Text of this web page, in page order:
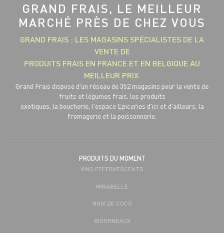
GRAND FRAIS, LE MEILLEUR
MARCHÉ PRÈS DE CHEZ VOUS
GRAND FRAIS : LES MAGASINS SPÉCIALISTES DE LA
VENTE DE
PRODUITS FRAIS EN FRANCE ET EN BELGIQUE AU
MEILLEUR PRIX.
Grand Frais dispose d'un réseau de 352 magasins pour la vente de
fruits et légumes frais, les produits
exotiques, la boucherie, l'espace Epiceries d'ici et d'ailleurs, la
fromagerie et la poissonnerie.
PRODUITS DU MOMENT
VINS EFFERVESCENTS
MIRABELLE
NOIX DE COCO
BIGORNEAUX